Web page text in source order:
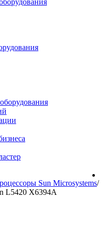
Sun Microsystems/
L5420 X6394A